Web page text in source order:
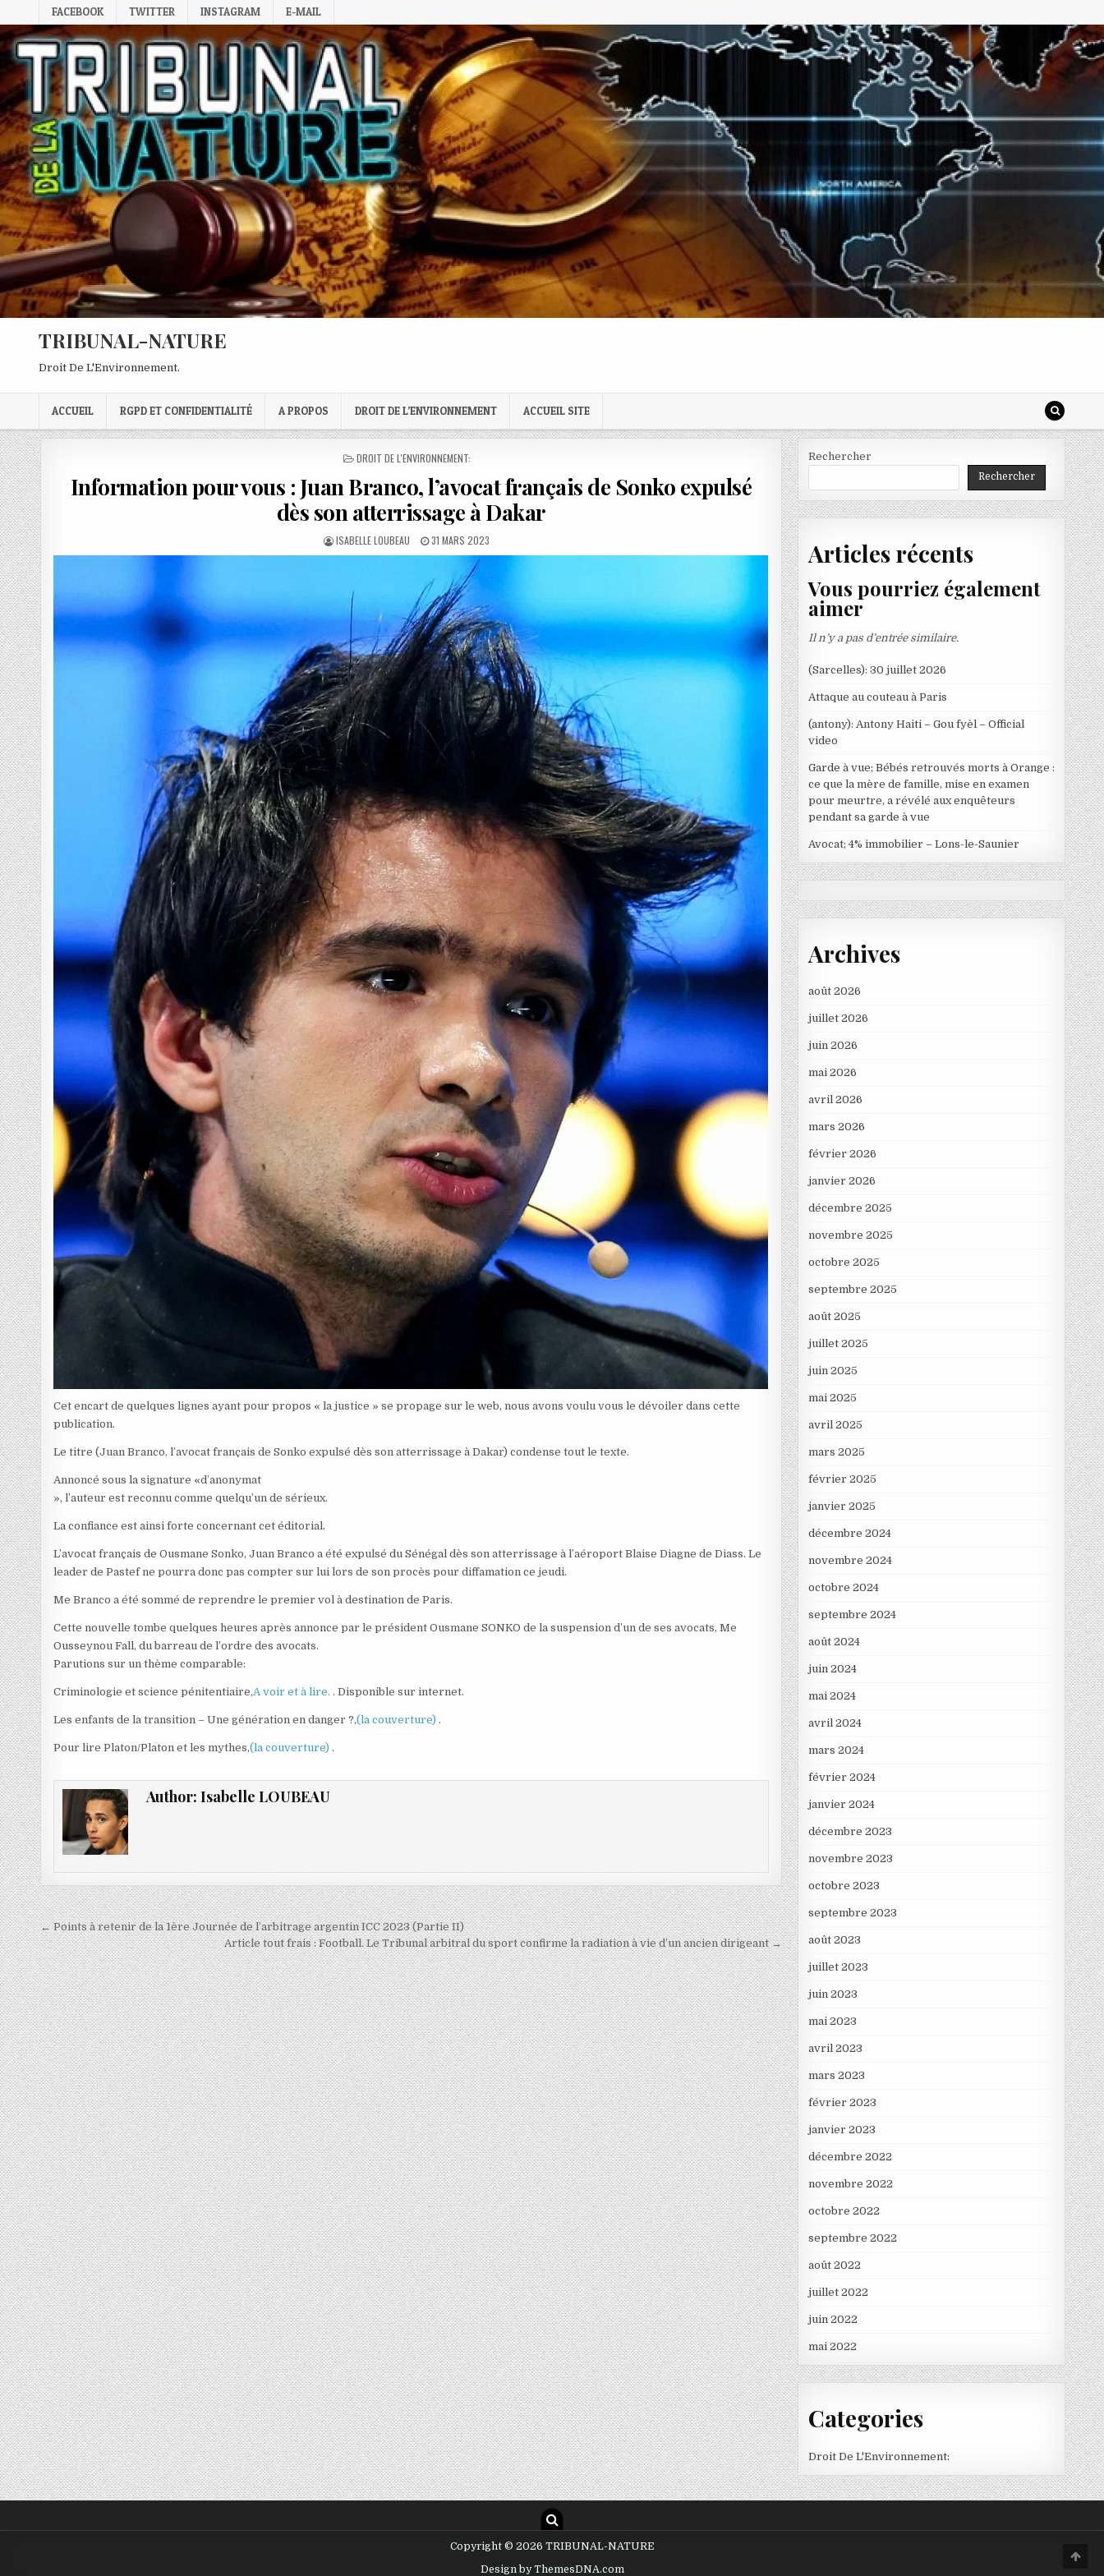
to
content
FACEBOOK TWITTER INSTAGRAM E-MAIL
TRIBUNAL-NATURE
Droit De L'Environnement.
ACCUEIL RGPD ET CONFIDENTIALITÉ A PROPOS DROIT DE L’ENVIRONNEMENT ACCUEIL SITE
POSTED
DROIT DE L'ENVIRONNEMENT:
Information pour vous : Juan Branco, l’avocat français de Sonko expulsé
dès son atterrissage à Dakar
AUTHOR:
ISABELLE LOUBEAU
PUBLISHED
DATE:
31 MARS 2023
Cet encart de quelques lignes ayant pour propos « la justice » se propage sur le web, nous avons voulu vous le dévoiler dans cette
publication.
Le titre (Juan Branco, l’avocat français de Sonko expulsé dès son atterrissage à Dakar) condense tout le texte.
Annoncé sous la signature «d’anonymat
», l’auteur est reconnu comme quelqu’un de sérieux.
La confiance est ainsi forte concernant cet éditorial.
L’avocat français de Ousmane Sonko, Juan Branco a été expulsé du Sénégal dès son atterrissage à l’aéroport Blaise Diagne de Diass. Le
leader de Pastef ne pourra donc pas compter sur lui lors de son procès pour diffamation ce jeudi.
Me Branco a été sommé de reprendre le premier vol à destination de Paris.
Cette nouvelle tombe quelques heures après annonce par le président Ousmane SONKO de la suspension d’un de ses avocats, Me
Ousseynou Fall, du barreau de l’ordre des avocats.
Parutions sur un thème comparable:
Criminologie et science pénitentiaire,A voir et à lire.. Disponible sur internet.
Les enfants de la transition – Une génération en danger ?,(la couverture).
Pour lire Platon/Platon et les mythes,(la couverture).
Author: Isabelle LOUBEAU
Navigation
de
l’article
← Points à retenir de la 1ère Journée de l’arbitrage argentin ICC 2023 (Partie II)
Article tout frais : Football. Le Tribunal arbitral du sport confirme la radiation à vie d’un ancien dirigeant →
Rechercher
Rechercher
Articles récents
Vous pourriez également
aimer
Il n’y a pas d’entrée similaire.
(Sarcelles): 30 juillet 2026
Attaque au couteau à Paris
(antony): Antony Haiti – Gou fyèl – Official
video
Garde à vue; Bébés retrouvés morts à Orange :
ce que la mère de famille, mise en examen
pour meurtre, a révélé aux enquêteurs
pendant sa garde à vue
Avocat; 4% immobilier – Lons-le-Saunier
Archives
août 2026
juillet 2026
juin 2026
mai 2026
avril 2026
mars 2026
février 2026
janvier 2026
décembre 2025
novembre 2025
octobre 2025
septembre 2025
août 2025
juillet 2025
juin 2025
mai 2025
avril 2025
mars 2025
février 2025
janvier 2025
décembre 2024
novembre 2024
octobre 2024
septembre 2024
août 2024
juin 2024
mai 2024
avril 2024
mars 2024
février 2024
janvier 2024
décembre 2023
novembre 2023
octobre 2023
septembre 2023
août 2023
juillet 2023
juin 2023
mai 2023
avril 2023
mars 2023
février 2023
janvier 2023
décembre 2022
novembre 2022
octobre 2022
septembre 2022
août 2022
juillet 2022
juin 2022
mai 2022
Categories
Droit De L'Environnement:
Copyright © 2026 TRIBUNAL-NATURE
Design by ThemesDNA.com